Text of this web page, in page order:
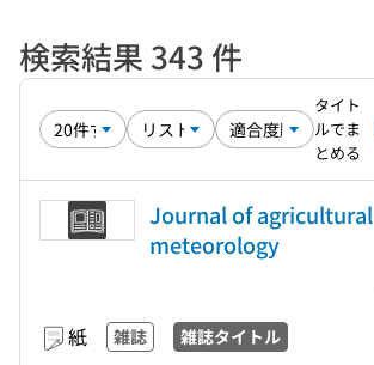
検索結果 343 件
タイト
ルでま
とめる
Journal of agricultural
meteorology
紙 雑誌 雑誌タイトル